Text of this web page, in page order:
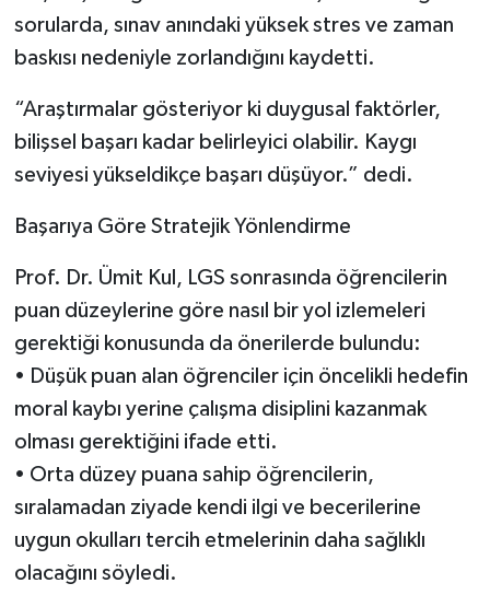
sorularda, sınav anındaki yüksek stres ve zaman
baskısı nedeniyle zorlandığını kaydetti.
“Araştırmalar gösteriyor ki duygusal faktörler,
bilişsel başarı kadar belirleyici olabilir. Kaygı
seviyesi yükseldikçe başarı düşüyor.” dedi.
Başarıya Göre Stratejik Yönlendirme
Prof. Dr. Ümit Kul, LGS sonrasında öğrencilerin
puan düzeylerine göre nasıl bir yol izlemeleri
gerektiği konusunda da önerilerde bulundu:
• Düşük puan alan öğrenciler için öncelikli hedefin
moral kaybı yerine çalışma disiplini kazanmak
olması gerektiğini ifade etti.
• Orta düzey puana sahip öğrencilerin,
sıralamadan ziyade kendi ilgi ve becerilerine
uygun okulları tercih etmelerinin daha sağlıklı
olacağını söyledi.